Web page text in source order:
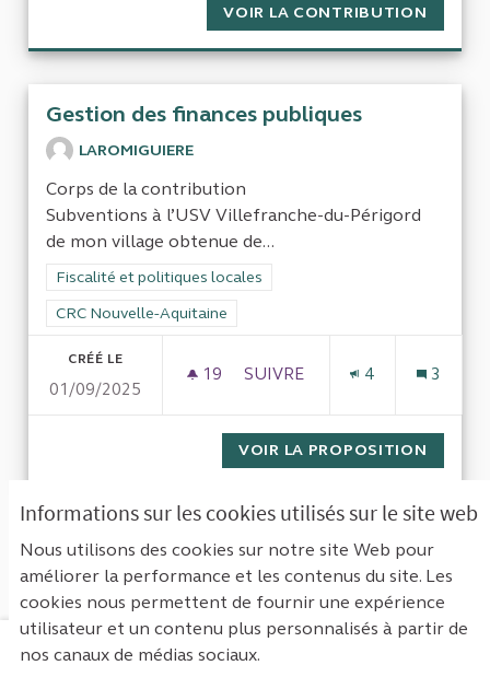
Informations sur les cookies utilisés sur le site web
Nous utilisons des cookies sur notre site Web pour
améliorer la performance et les contenus du site. Les
cookies nous permettent de fournir une expérience
utilisateur et un contenu plus personnalisés à partir de
nos canaux de médias sociaux.
VOIR LA CONTRIBUTION
Gestion des finances publiques
LAROMIGUIERE
Corps de la contribution
Subventions à l’USV Villefranche-du-Périgord
de mon village obtenue de...
Filtrer les résultats de la catégorie : Fiscalité et politiques
Fiscalité et politiques locales
Filtrer les résultats pour le secteur : CRC Nouvelle-Aquitaine
CRC Nouvelle-Aquitaine
CRÉÉ LE
01/09/2025
19 19 ABONNÉS
SUIVRE
4 3
VOIR LA PROPOSITION
Voir toutes les contributions retirées
Mentions légales